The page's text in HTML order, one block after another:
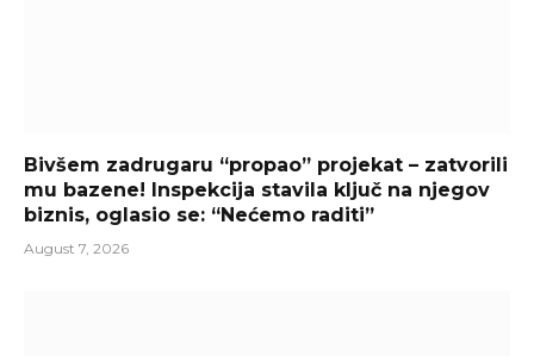
Bivšem zadrugaru “propao” projekat – zatvorili
mu bazene! Inspekcija stavila ključ na njegov
biznis, oglasio se: “Nećemo raditi”
August 7, 2026